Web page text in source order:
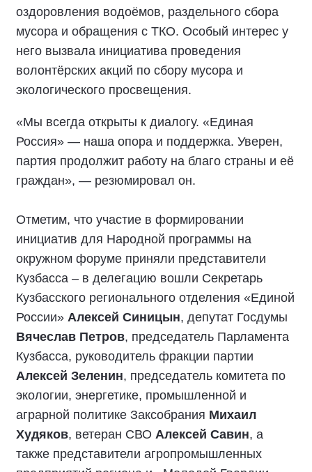
оздоровления водоёмов, раздельного сбора
мусора и обращения с ТКО. Особый интерес у
него вызвала инициатива проведения
волонтёрских акций по сбору мусора и
экологического просвещения.
«Мы всегда открыты к диалогу. «Единая
Россия» — наша опора и поддержка. Уверен,
партия продолжит работу на благо страны и её
граждан», — резюмировал он.
Отметим, что участие в формировании
инициатив для Народной программы на
окружном форуме приняли представители
Кузбасса – в делегацию вошли Секретарь
Кузбасского регионального отделения «Единой
России» Алексей Синицын, депутат Госдумы
Вячеслав Петров, председатель Парламента
Кузбасса, руководитель фракции партии
Алексей Зеленин, председатель комитета по
экологии, энергетике, промышленной и
аграрной политике Заксобрания Михаил
Худяков, ветеран СВО Алексей Савин, а
также представители агропромышленных